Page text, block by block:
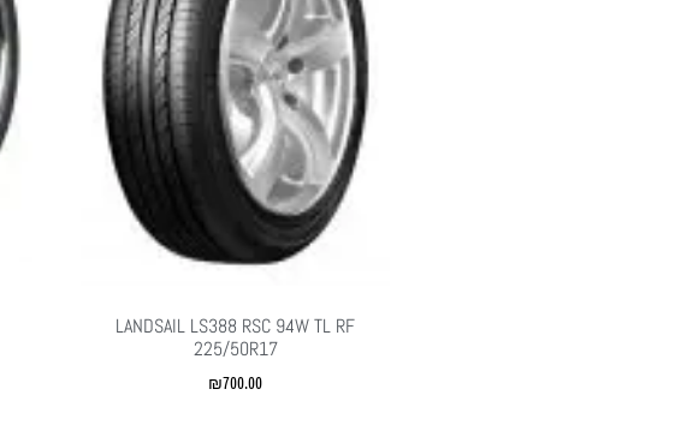
LANDSAIL LS388 RSC 94W TL RF
225/50R17
₪700.00